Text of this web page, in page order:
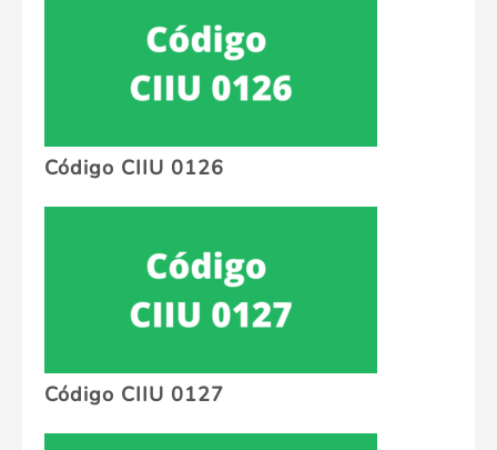
Código CIIU 0126
Código CIIU 0127